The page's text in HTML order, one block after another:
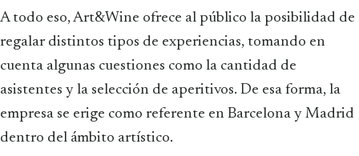
A todo eso, Art&Wine ofrece al público la posibilidad de
regalar distintos tipos de experiencias, tomando en
cuenta algunas cuestiones como la cantidad de
asistentes y la selección de aperitivos. De esa forma, la
empresa se erige como referente en Barcelona y Madrid
dentro del ámbito artístico.